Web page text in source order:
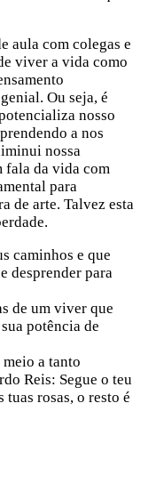
aula com colegas e
viver a vida como
Ou seja, é
nosso
a nos
nossa
fala da vida com
para
de arte. Talvez esta
caminhos e que
desprender para
de um viver que
potência de
a tanto
Reis: Segue o teu
tuas rosas, o resto é